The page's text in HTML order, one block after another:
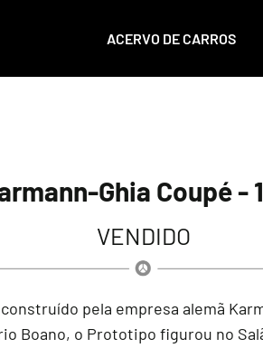
ACERVO DE CARROS
Ghia Coupé -
VENDIDO
pela empresa alemã
Boano, o Prototipo figurou no